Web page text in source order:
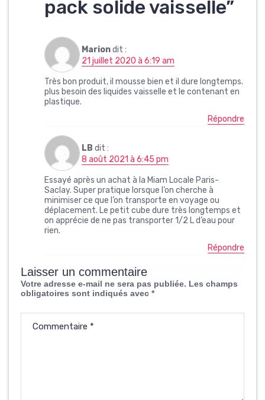
pack solide vaisselle”
Mariondit :
21 juillet 2020 à 6:19 am
Très bon produit, il mousse bien et il dure longtemps.
plus besoin des liquides vaisselle et le contenant en
plastique.
Répondre
LB dit :
8 août 2021 à 6:45 pm
Essayé après un achat à la Miam Locale Paris-
Saclay. Super pratique lorsque l’on cherche à
minimiser ce que l’on transporte en voyage ou
déplacement. Le petit cube dure très longtemps et
on apprécie de ne pas transporter 1/2 L d’eau pour
rien.
Répondre
Laisser un commentaire
Votre adresse e-mail ne sera pas publiée. Les champs
obligatoires sont indiqués avec *
Commentaire *